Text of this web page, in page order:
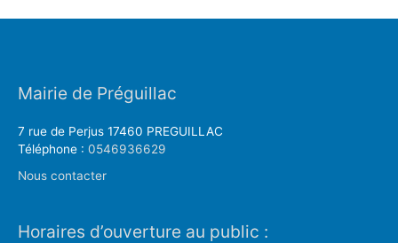
Mairie de Préguillac
7 rue de Perjus 17460 PREGUILLAC
Téléphone : 0546936629
Nous contacter
Horaires d’ouverture au public :